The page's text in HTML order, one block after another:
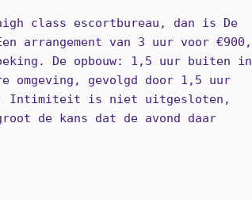
class escortbureau, dan is De
arrangement van 3 uur voor €900,
De opbouw: 1,5 uur buiten in
omgeving, gevolgd door 1,5 uur
Intimiteit is niet uitgesloten,
de kans dat de avond daar